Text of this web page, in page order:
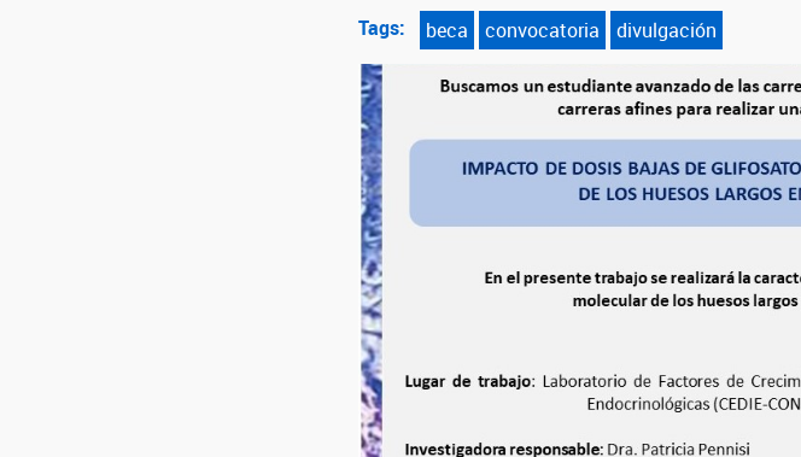
Tags: beca convocatoria divulgación